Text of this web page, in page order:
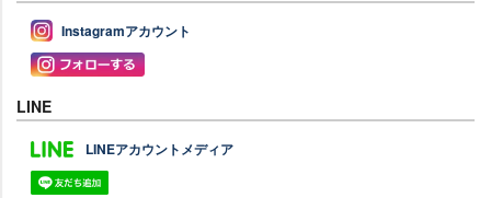
Instagramアカウント
LINE
LINEアカウントメディア